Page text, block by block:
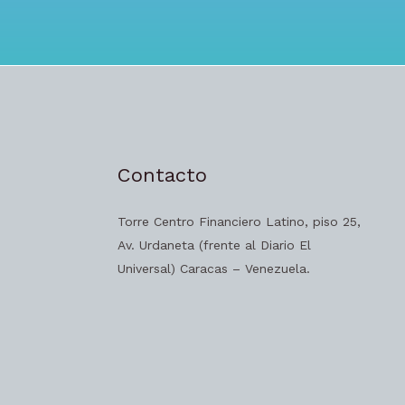
Contacto
Torre Centro Financiero Latino, piso 25,
Av. Urdaneta (frente al Diario El
Universal) Caracas – Venezuela.